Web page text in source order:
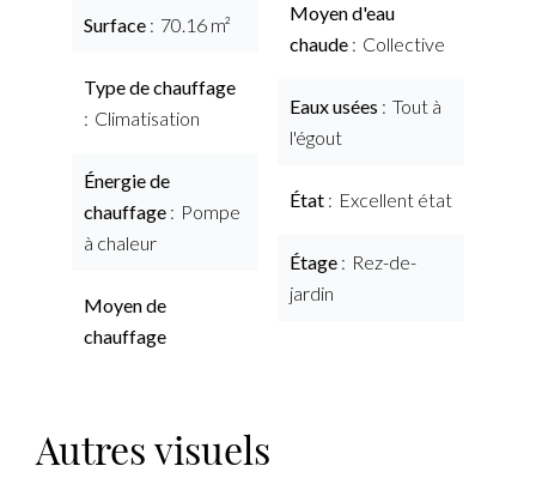
Surface 70.16 m²
Type de chauffage
Climatisation
Énergie de
chauffage
Pompe
à chaleur
Moyen de
chauffage
Moyen d'eau
chaude
Collective
Eaux usées
Tout à
l'égout
État Excellent état
Étage
Rez-de-
jardin
Autres visuels